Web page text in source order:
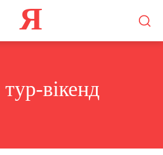
Я
тур-вікенд